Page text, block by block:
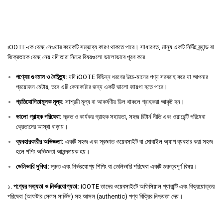
iOOTE-কে বেছে নেওয়ার কয়েকটি সম্ভাব্য কারণ থাকতে পারে। সাধারণত, মানুষ একটি নির্দিষ্ট ব্র্যান্ড বা
বিক্রেতাকে বেছে নেয় যদি তারা নিচের বিষয়গুলো ভালোভাবে পূরণ করে:
পণ্যের গুণমান ও বৈচিত্র্য: যদি iOOTE বিভিন্ন ধরণের উচ্চ-মানের পণ্য সরবরাহ করে যা আপনার
প্রয়োজন মেটায়, তবে এটি কেনাকাটার জন্য একটি ভালো জায়গা হতে পারে।
প্রতিযোগিতামূলক মূল্য: সাশ্রয়ী মূল্য বা আকর্ষণীয় ডিল থাকলে গ্রাহকরা আকৃষ্ট হন।
ভালো গ্রাহক পরিষেবা: দ্রুত ও কার্যকর গ্রাহক সহায়তা, সহজ রিটার্ন নীতি এবং ওয়ারেন্টি পরিষেবা
ক্রেতাদের আস্থা বাড়ায়।
ব্যবহারকারীর অভিজ্ঞতা: একটি সহজ এবং স্বজ্ঞাত ওয়েবসাইট বা মোবাইল অ্যাপ ব্যবহার করা সহজ
হলে শপিং অভিজ্ঞতা আনন্দদায়ক হয়।
ডেলিভারি সুবিধা: দ্রুত এবং নির্ভরযোগ্য শিপিং বা ডেলিভারি পরিষেবা একটি গুরুত্বপূর্ণ বিষয়।
১. পণ্যের সত্যতা ও নির্ভরযোগ্যতা: iOOTE তাদের ওয়েবসাইটে অফিসিয়াল গ্যারান্টি এবং বিক্রয়োত্তর
পরিষেবা (আফটার সেলস সার্ভিস) সহ আসল (authentic) পণ্য বিক্রির নিশ্চয়তা দেয়।